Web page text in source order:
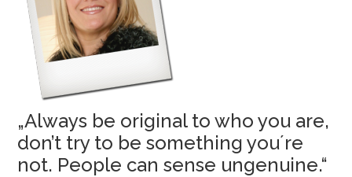
„Always be original to who you are,
don’t try to be something you´re
not. People can sense ungenuine.“